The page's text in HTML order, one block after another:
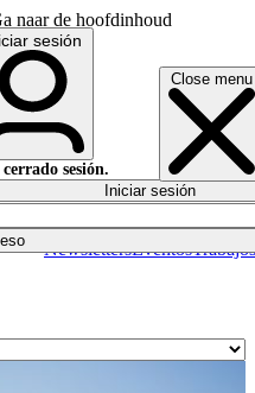
naar de hoofdinhoud
Close menu
NewslettersEventosTrabajos
sesión
sesión.
Iniciar sesión